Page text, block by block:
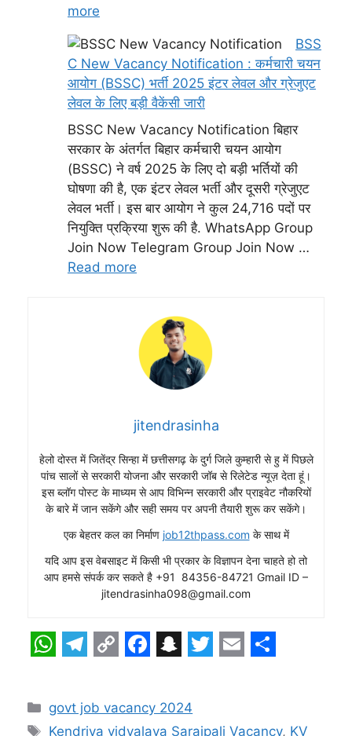
more
BSS
C New Vacancy Notification : कर्मचारी चयन
आयोग (BSSC) भर्ती 2025 इंटर लेवल और ग्रेजुएट
लेवल के लिए बड़ी वैकेंसी जारी
BSSC New Vacancy Notification बिहार
सरकार के अंतर्गत बिहार कर्मचारी चयन आयोग
(BSSC) ने वर्ष 2025 के लिए दो बड़ी भर्तियों की
घोषणा की है, एक इंटर लेवल भर्ती और दूसरी ग्रेजुएट
लेवल भर्ती। इस बार आयोग ने कुल 24,716 पदों पर
नियुक्ति प्रक्रिया शुरू की है. WhatsApp Group
Join Now Telegram Group Join Now …
Read more
jitendrasinha
हेलो दोस्त में जितेंद्र सिन्हा में छत्तीसगढ़ के दुर्ग जिले कुम्हारी से हु में पिछले
पांच सालों से सरकारी योजना और सरकारी जॉब से रिलेटेड न्यूज़ देता हूं।
इस ब्लॉग पोस्ट के माध्यम से आप विभिन्न सरकारी और प्राइवेट नौकरियों
के बारे में जान सकेंगे और सही समय पर अपनी तैयारी शुरू कर सकेंगे।
एक बेहतर कल का निर्माण job12thpass.com के साथ में
यदि आप इस वेबसाइट में किसी भी प्रकार के विज्ञापन देना चाहते हो तो
आप हमसे संपर्क कर सकते है +91 84356-84721 Gmail ID –
jitendrasinha098@gmail.com
h
a
l
p c
n
a
w
i
a
Categories
govt job vacancy 2024
Tags
Kendriya vidyalaya Saraipali Vacancy, KV